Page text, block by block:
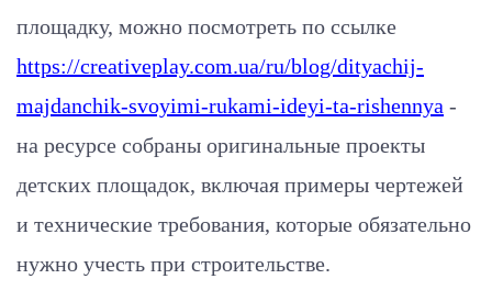
площадку, можно посмотреть по ссылке
https://creativeplay.com.ua/ru/blog/dityachij-
majdanchik-svoyimi-rukami-ideyi-ta-rishennya -
на ресурсе собраны оригинальные проекты
детских площадок, включая примеры чертежей
и технические требования, которые обязательно
нужно учесть при строительстве.